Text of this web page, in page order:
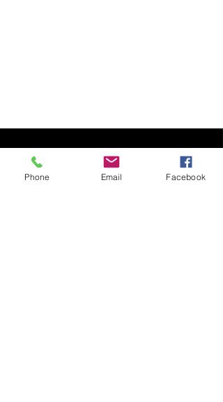
Phone Email Facebook